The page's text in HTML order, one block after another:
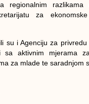
regionalnim razlikama
za
su i Agenciju za
aktivnim mjerama
za mlade te saradnjom